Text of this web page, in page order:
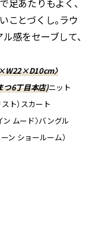
足あたりもよく、
ことづくし。ラウ
感をセーブして、
〉
つ6丁目本店)ニット
ト）スカート
ン ムード〉バングル
ン ショールーム）